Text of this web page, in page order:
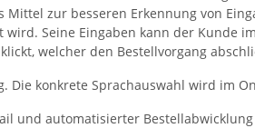
zur besseren Erkennung von
Seine Eingaben kann der Kunde
welcher den Bestellvorgang
konkrete Sprachauswahl wird im
und automatisierter